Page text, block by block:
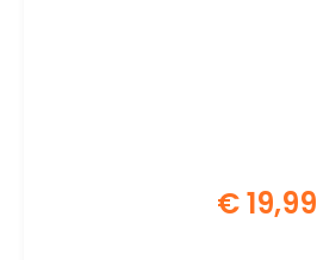
€19,99